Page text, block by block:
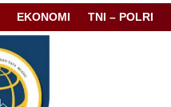
EKONOMI TNI – POLRI